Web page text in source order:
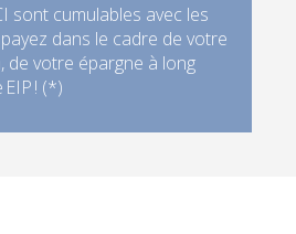
sont cumulables avec les
dans le cadre de votre
de votre épargne à long
! (*)